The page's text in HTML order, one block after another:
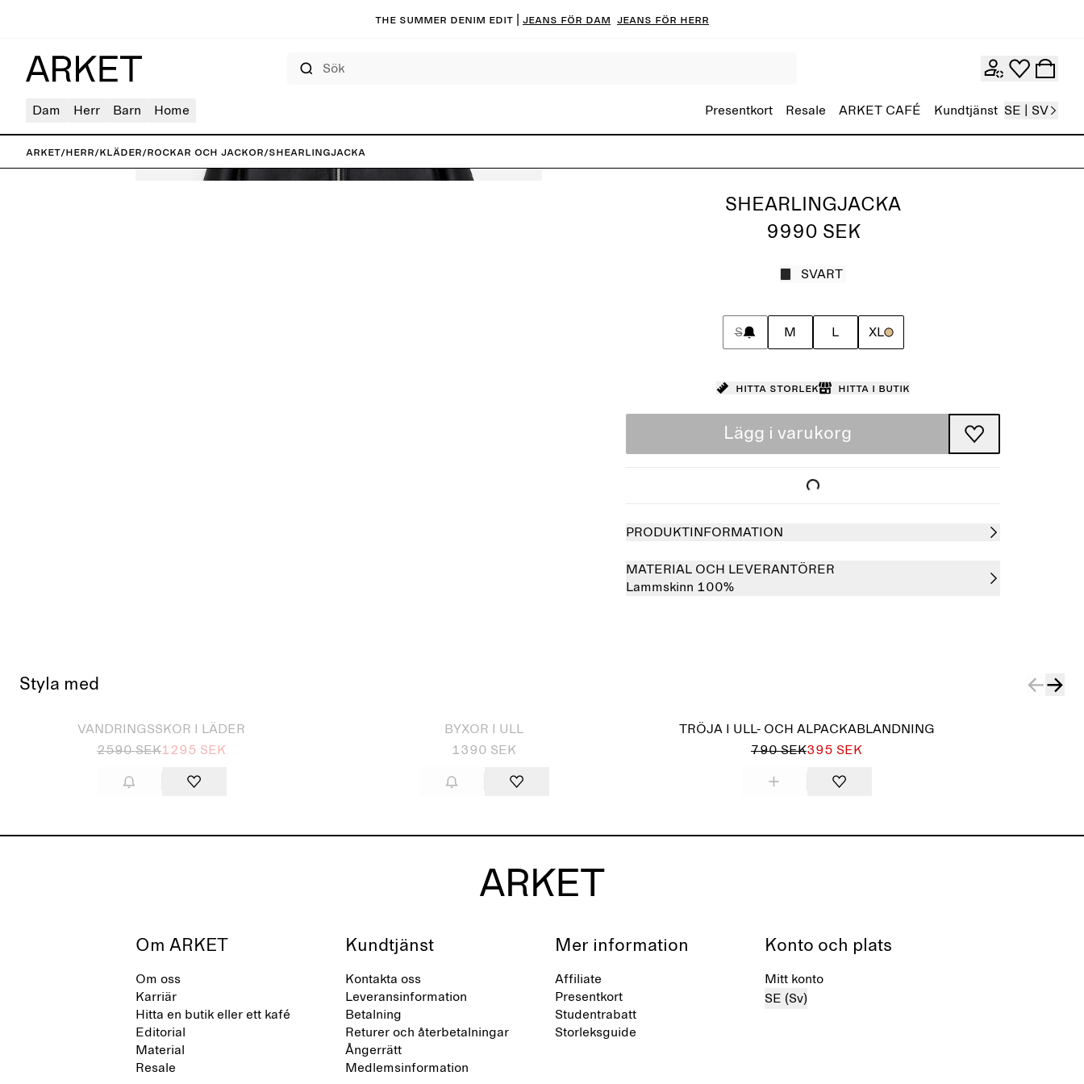
The summer denim edit | Jeans för dam Jeans för herr
Dam Herr Barn Home Presentkort Resale ARKET CAFÉ Kundtjänst SE | SV
ARKET/Herr/Kläder/Rockar och jackor/Shearlingjacka
SHEARLINGJACKA
9990 SEK
SVART
S M L XL
Hitta storlek Hitta i butik
Lägg i varukorg
PRODUKTINFORMATION
MATERIAL OCH LEVERANTÖRER
Lammskinn 100%
Styla med
Slutsåld
VANDRINGSSKOR I LÄDER
2590 SEK1295 SEK
BYXOR I ULL
1390 SEK
TRÖJA I ULL- OCH ALPACKABLANDNING
790 SEK395 SEK
Om ARKET
Om oss
Karriär
Hitta en butik eller ett kafé
Editorial
Material
Resale
Kundtjänst
Kontakta oss
Leveransinformation
Betalning
Returer och återbetalningar
Ångerrätt
Medlemsinformation
Mer information
Affiliate
Presentkort
Studentrabatt
Storleksguide
Konto och plats
Mitt konto
SE (Sv)